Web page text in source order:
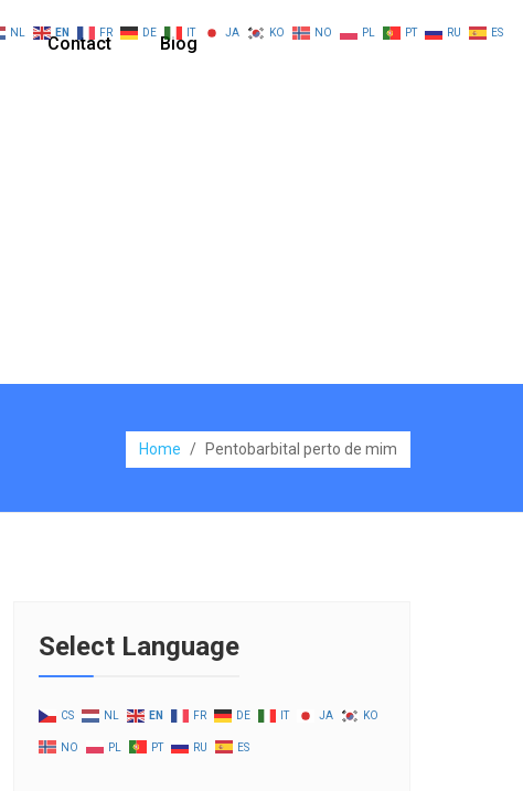
Contact Blog
Home / Pentobarbital perto de mim
Select Language
CS NL EN FR DE IT JA KO
NO PL PT RU ES
NL EN FR DE IT JA KO NO PL PT RU ES